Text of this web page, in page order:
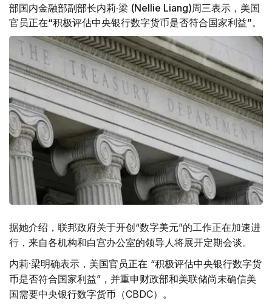
部国内金融部副部长内莉·梁 (Nellie Liang)周三表示，美国
官员正在“积极评估中央银行数字货币是否符合国家利益”。
据她介绍，联邦政府关于开创“数字美元”的工作正在加速进
行，来自各机构和白宫办公室的领导人将展开定期会谈。
内莉·梁明确表示，美国官员正在 “积极评估中央银行数字货
币是否符合国家利益”，并重申财政部和美联储尚未确信美
国需要中央银行数字货币（CBDC）。